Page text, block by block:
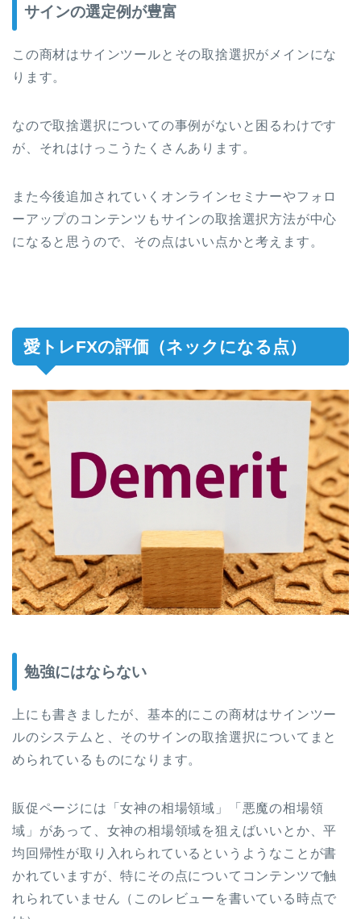
サインの選定例が豊富
この商材はサインツールとその取捨選択がメインにな
ります。
なので取捨選択についての事例がないと困るわけです
が、それはけっこうたくさんあります。
また今後追加されていくオンラインセミナーやフォロ
ーアップのコンテンツもサインの取捨選択方法が中心
になると思うので、その点はいい点かと考えます。
愛トレFXの評価（ネックになる点）
勉強にはならない
上にも書きましたが、基本的にこの商材はサインツー
ルのシステムと、そのサインの取捨選択についてまと
められているものになります。
販促ページには「女神の相場領域」「悪魔の相場領
域」があって、女神の相場領域を狙えばいいとか、平
均回帰性が取り入れられているというようなことが書
かれていますが、特にその点についてコンテンツで触
れられていません（このレビューを書いている時点で